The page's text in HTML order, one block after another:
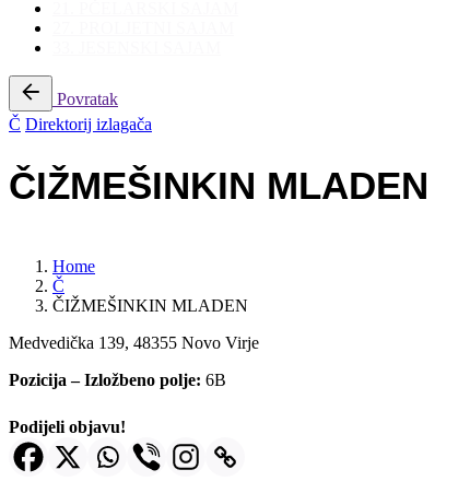
Povratak
Č Direktorij izlagača
ČIŽMEŠINKIN MLADEN
Home
Č
ČIŽMEŠINKIN MLADEN
Medvedička 139, 48355 Novo Virje
Pozicija – Izložbeno polje: 6B
Podijeli objavu!